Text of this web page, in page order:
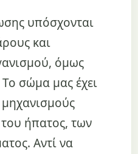
υπόσχονται
και
όμως
Το σώμα μας έχει
ήπατος, των
Αντί να